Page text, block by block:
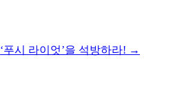
‘푸시 라이엇’을 석방하라! →